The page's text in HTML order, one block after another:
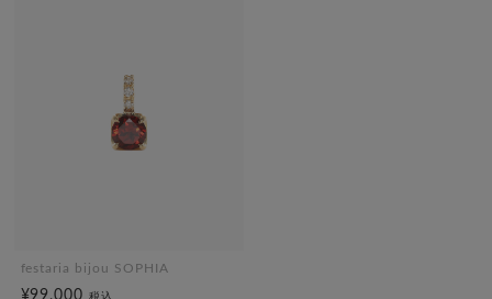
festaria bijou SOPHIA
¥99,000税込